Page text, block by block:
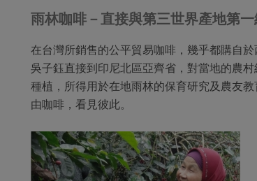
雨林咖啡－直接與第三世界產地第
在台灣所銷售的公平貿易咖啡，幾乎都購自
吳子鈺直接到印尼北區亞齊省，對當地的農
種植，所得用於在地雨林的保育研究及農友
由咖啡，看見彼此。